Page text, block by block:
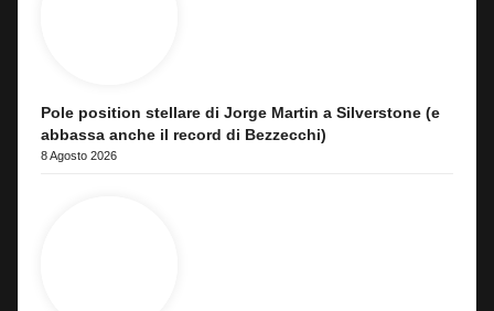
Pole position stellare di Jorge Martin a Silverstone (e
abbassa anche il record di Bezzecchi)
8 Agosto 2026